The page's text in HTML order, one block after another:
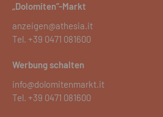
„Dolomiten“-Markt
anzeigen@athesia.it
Tel. +39 0471 081600
Werbung schalten
info@dolomitenmarkt.it
Tel. +39 0471 081600